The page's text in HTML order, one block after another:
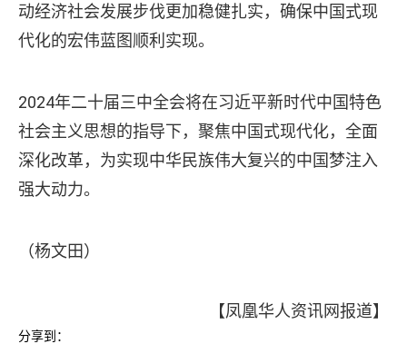
动经济社会发展步伐更加稳健扎实，确保中国式现
代化的宏伟蓝图顺利实现。
2024年二十届三中全会将在习近平新时代中国特色
社会主义思想的指导下，聚焦中国式现代化，全面
深化改革，为实现中华民族伟大复兴的中国梦注入
强大动力。
（杨文田）
【凤凰华人资讯网报道】
分享到：